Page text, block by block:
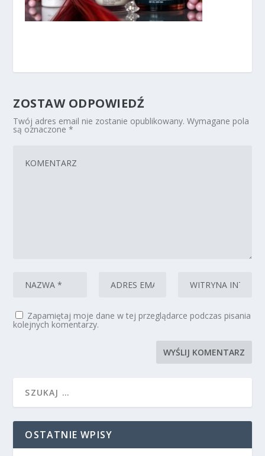
ZOSTAW ODPOWIEDŹ
Twój adres email nie zostanie opublikowany. Wymagane pola
są oznaczone*
Zapamiętaj moje dane w tej przeglądarce podczas pisania
kolejnych komentarzy.
OSTATNIE WPISY